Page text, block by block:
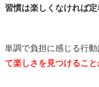
習慣は楽しくなければ定
単調で負担に感じる行動
て楽しさを見つけるこ